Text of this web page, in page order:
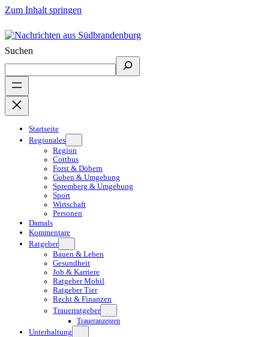
Zum Inhalt springen
Suchen
Startseite
Regionales
Region
Cottbus
Forst & Döbern
Guben & Umgebung
Spremberg & Umgebung
Sport
Wirtschaft
Personen
Damals
Kommentare
Ratgeber
Bauen & Leben
Gesundheit
Job & Karriere
Ratgeber Mobil
Ratgeber Tier
Recht & Finanzen
Trauerratgeber
Traueranzeigen
Unterhaltung